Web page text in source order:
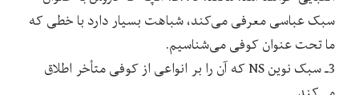
سبک عباسی معرفی می‌کند، شباهت بسیار دارد با خطی که
ما تحت عنوان کوفی می‌شناسیم.
3ـ سبک نوین NS که آن را بر انواعی از کوفی متأخر اطلاق